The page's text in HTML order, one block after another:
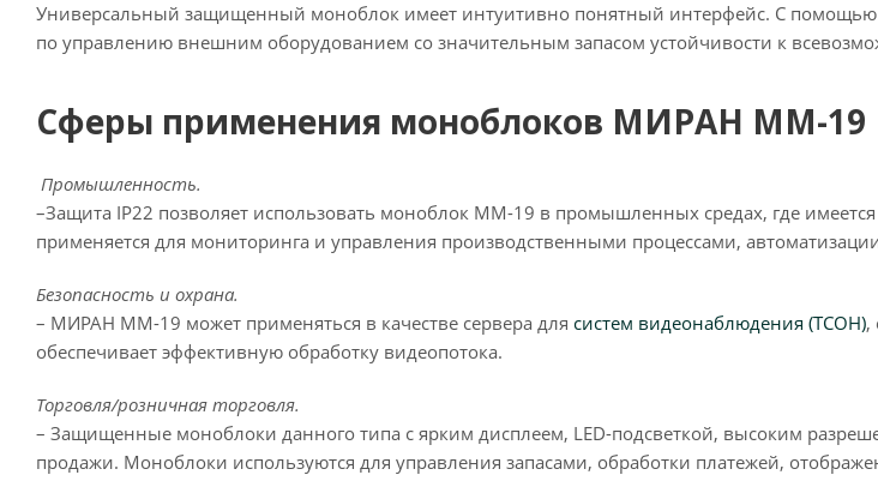
Универсальный защищенный моноблок имеет интуитивно понятный интерфейс. С
по управлению внешним оборудованием со значительным запасом устойчивости к
Сферы применения моноблоков МИРАН ММ-19
Промышленность.
–Защита IP22 позволяет использовать моноблок ММ-19 в промышленных средах, где
применяется для мониторинга и управления производственными процессами,
Безопасность и охрана.
– МИРАН ММ-19 может применяться в качестве сервера для систем видеонаблюдения (ТСОН),
обеспечивает эффективную обработку видеопотока.
Торговля/розничная торговля.
– Защищенные моноблоки данного типа с ярким дисплеем, LED-подсветкой, высоким
продажи. Моноблоки используются для управления запасами, обработки платежей,